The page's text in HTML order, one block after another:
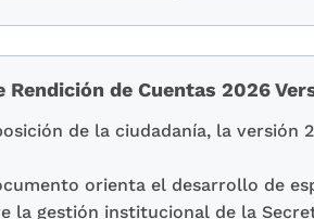
Rendición de Cuentas 2026
de la ciudadanía, la versión
orienta el desarrollo de
la gestión institucional de la